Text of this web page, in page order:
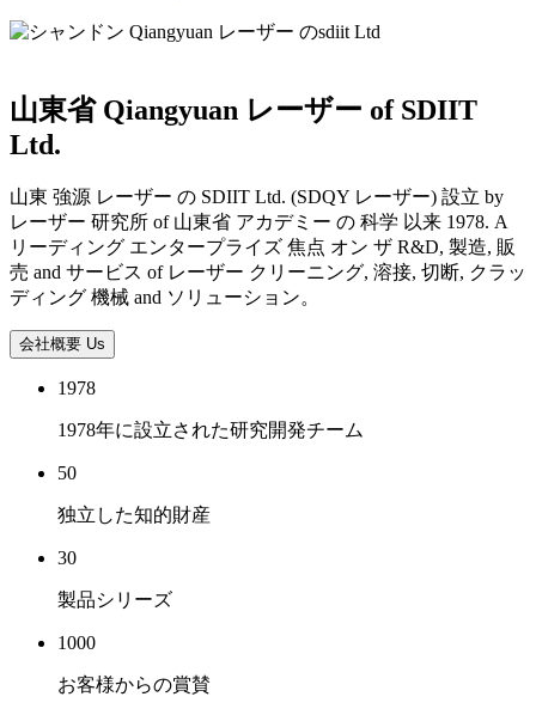
山東省 Qiangyuan レーザー of SDIIT
Ltd.
山東 強源 レーザー の SDIIT Ltd. (SDQY レーザー) 設立 by
レーザー 研究所 of 山東省 アカデミー の 科学 以来 1978. A
リーディング エンタープライズ 焦点 オン ザ R&D, 製造, 販
売 and サービス of レーザー クリーニング, 溶接, 切断, クラッ
ディング 機械 and ソリューション。
会社概要 Us
1978
1978年に設立された研究開発チーム
50
独立した知的財産
30
製品シリーズ
1000
お客様からの賞賛